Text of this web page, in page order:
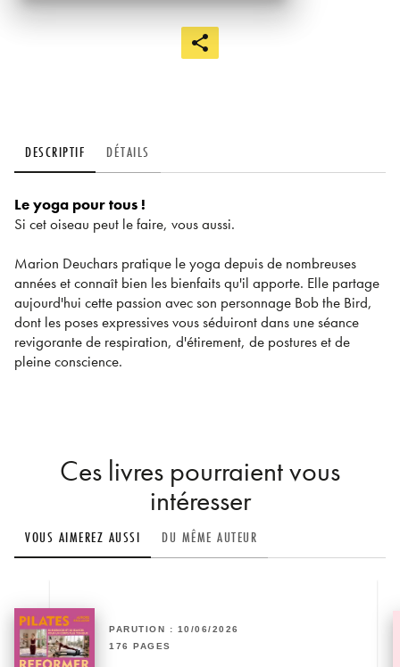
DESCRIPTIF DÉTAILS
Le yoga pour tous !
Si cet oiseau peut le faire, vous aussi.
Marion Deuchars pratique le yoga depuis de nombreuses
années et connaît bien les bienfaits qu'il apporte. Elle partage
aujourd'hui cette passion avec son personnage Bob the Bird,
dont les poses expressives vous séduiront dans une séance
revigorante de respiration, d'étirement, de postures et de
pleine conscience.
Ces livres pourraient vous
intéresser
VOUS AIMEREZ AUSSI DU MÊME AUTEUR
PARUTION : 10/06/2026
176 PAGES